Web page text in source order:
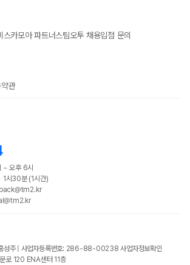
스카모아 파트너스팀오투 채용입점 문의
관
~ 오후 6시
1시30분 (1시간)
홍성주 | 사업자등록번호: 286-88-00238 사업자정보확인
로 120 ENA센터 11층